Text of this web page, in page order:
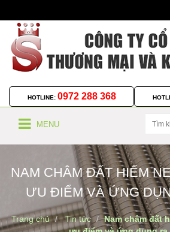
HOTLINE: 0972 288 368
MENU
NAM CHÂM ĐẤT HIẾM
ƯU ĐIỂM VÀ ỨNG
Trang chủ Tin tức
Nam châm đất